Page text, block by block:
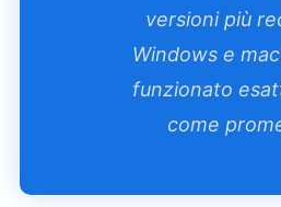
versioni più
Windows e
funzionato
come